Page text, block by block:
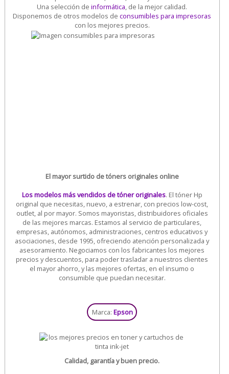
Una selección deinformática, de la mejor calidad.
Disponemos de otros modelos deconsumibles para impresoras
con los mejores precios.
El mayor surtido de tóners originales online
Los modelos más vendidos de tóner originales. El tóner Hp
original que necesitas, nuevo, a estrenar, con precios low-cost,
outlet, al por mayor. Somos mayoristas, distribuidores oficiales
de las mejores marcas. Estamos al servicio de particulares,
empresas, autónomos, administraciones, centros educativos y
asociaciones, desde 1995, ofreciendo atención personalizada y
asesoramiento. Negociamos con los fabricantes los mejores
precios y descuentos, para poder trasladar a nuestros clientes
el mayor ahorro, y las mejores ofertas, en el insumo o
consumible que puedan necesitar.
Marca:Epson
Calidad, garantía y buen precio.